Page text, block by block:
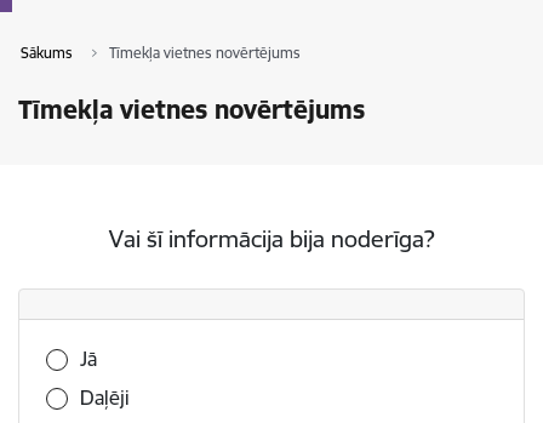
Sākums Tīmekļa vietnes novērtējums
Tīmekļa vietnes novērtējums
Vai šī informācija bija noderīga?
Vai šī informācija bija noderīga?
Jā
Daļēji